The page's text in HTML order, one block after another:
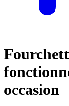
occasion